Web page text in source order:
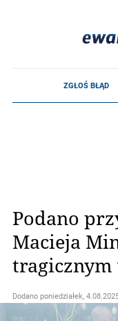
Podano
Macieja
Dodano poniedziałek,